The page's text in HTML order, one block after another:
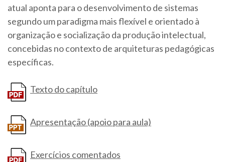
atual aponta para o desenvolvimento de sistemas
segundo um paradigma mais flexível e orientado à
organização e socialização da produção intelectual,
concebidas no contexto de arquiteturas pedagógicas
específicas.
Texto do capítulo
Apresentação (apoio para aula)
Exercícios comentados